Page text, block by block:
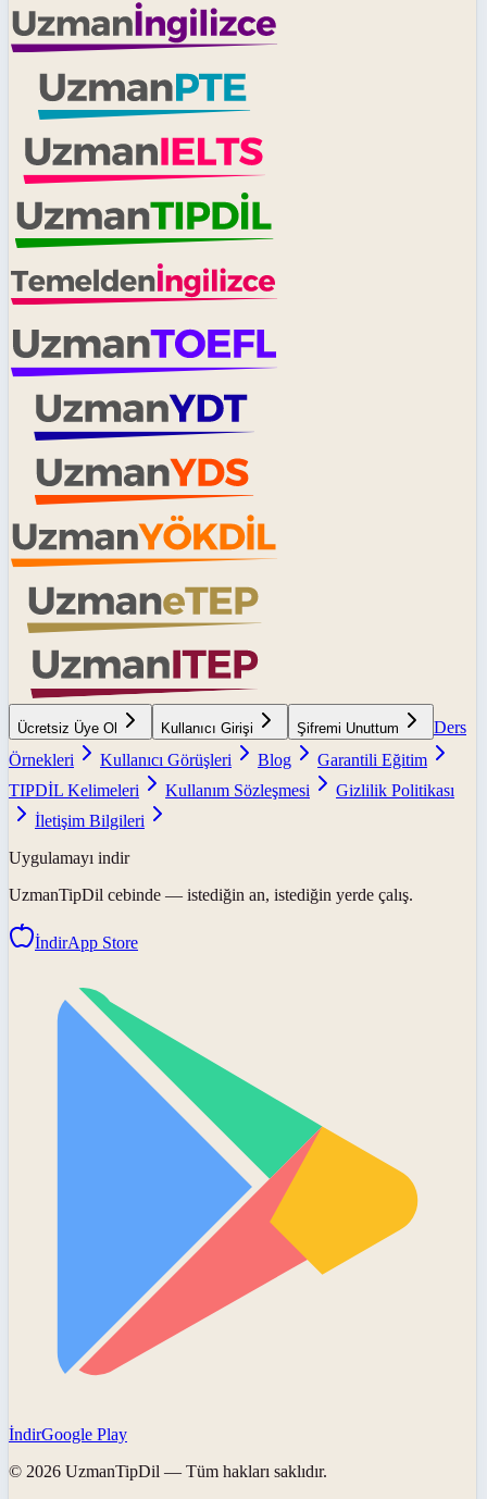
Ücretsiz Üye Ol Kullanıcı Girişi Şifremi Unuttum
Ders
Örnekleri
Kullanıcı Görüşleri Blog
Garantili Eğitim
TIPDİL Kelimeleri
Kullanım Sözleşmesi
Gizlilik Politikası
İletişim Bilgileri
Uygulamayı indir
UzmanTipDil cebinde — istediğin an, istediğin yerde çalış.
İndirApp Store
İndirGoogle Play
© 2026 UzmanTipDil — Tüm hakları saklıdır.